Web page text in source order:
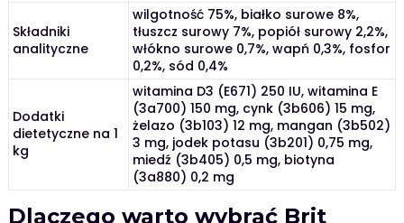
Składniki
analityczne
wilgotność 75%, białko surowe 8%,
tłuszcz surowy 7%, popiół surowy 2,2%,
włókno surowe 0,7%, wapń 0,3%, fosfor
0,2%, sód 0,4%
Dodatki
dietetyczne na 1
kg
witamina D3 (E671) 250 IU, witamina E
(3a700) 150 mg, cynk (3b606) 15 mg,
żelazo (3b103) 12 mg, mangan (3b502)
3 mg, jodek potasu (3b201) 0,75 mg,
miedź (3b405) 0,5 mg, biotyna
(3a880) 0,2 mg
Dlaczego warto wybrać Brit